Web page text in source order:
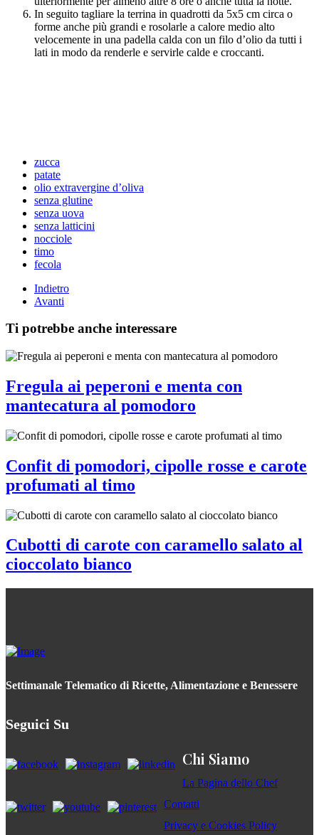
In seguito tagliare la terrina in quadrotti da 5x5 cm circa o
forme anche più grandi e rosolarle a calore medio alto
velocemente in una padella calda con un filo d’olio da tutti i
lati in modo da renderle e servirle calde e croccanti.
zucca
patate
olio extravergine d’oliva
senza glutine
senza uova
senza latticini
nocciole
timo
fecola
Indietro
Avanti
Ti potrebbe anche interessare
Fregula ai peperoni e menta con
mantecatura al pomodoro
Confit di pomodori, cipolle rosse e carote
profumati al timo
Cubotti di carote con caramello salato al
cioccolato bianco
Settimanale Telematico di Ricette, Alimentazione e Benessere
Seguici Su
Chi Siamo
La Pagina dello Chef
Contatti
Privacy e Cookies Policy